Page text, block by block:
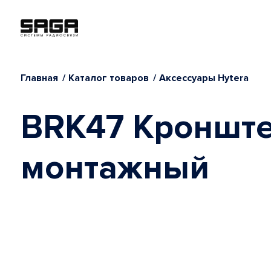
Главная Каталог товаров Аксессуары Hytera
BRK47
монтажный